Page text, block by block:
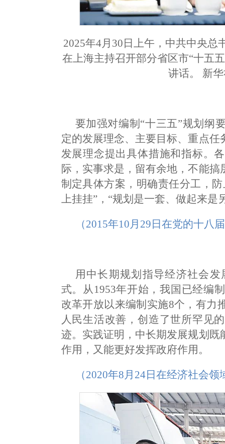
2025年4月30日上午，中共中央
在上海主持召开部分省区市“十五
讲话。 新
要加强对编制“十三五”规划纲
定的发展理念、主要目标、重点
发展理念提出具体措施和指标。
际，实事求是，留有余地，不能
制定具体方案，明确责任分工，
上挂挂”，“规划是一套、做起来是
（2015年10月29日在党的十八
用中长期规划指导经济社会
式。从1953年开始，我国已经编
改革开放以来编制实施8个，有力
人民生活改善，创造了世所罕见
迹。实践证明，中长期发展规划
作用，又能更好发挥政府作用。
（2020年8月24日在经济社会